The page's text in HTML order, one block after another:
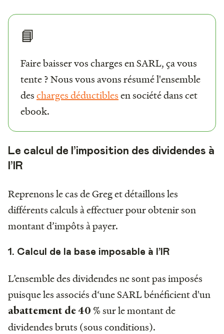
📘
Faire baisser vos charges en SARL, ça vous
tente ? Nous vous avons résumé l'ensemble
descharges déductiblesen société dans cet
ebook.
Le calcul de l’imposition des dividendes à
l’IR
Reprenons le cas de Greg et détaillons les
différents calculs à effectuer pour obtenir son
montant d’impôts à payer.
1. Calcul de la base imposable à l’IR
L’ensemble des dividendes ne sont pas imposés
puisque les associés d‘une SARL bénéficient d'un
abattement de 40 % sur le montant de
dividendes bruts (sous conditions).